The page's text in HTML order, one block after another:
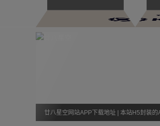
廿八星空网站APP下载地址 | 本站H5封装的